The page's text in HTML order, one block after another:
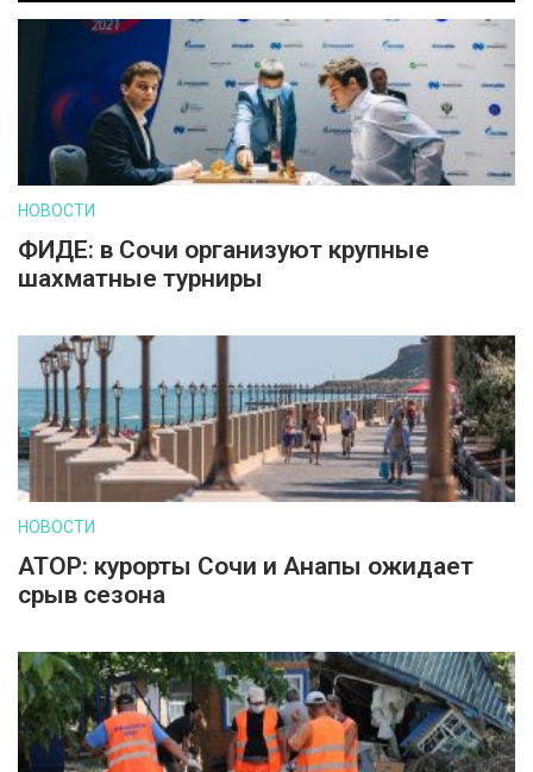
НОВОСТИ
ФИДЕ: в Сочи организуют крупные
шахматные турниры
НОВОСТИ
АТОР: курорты Сочи и Анапы ожидает
срыв сезона